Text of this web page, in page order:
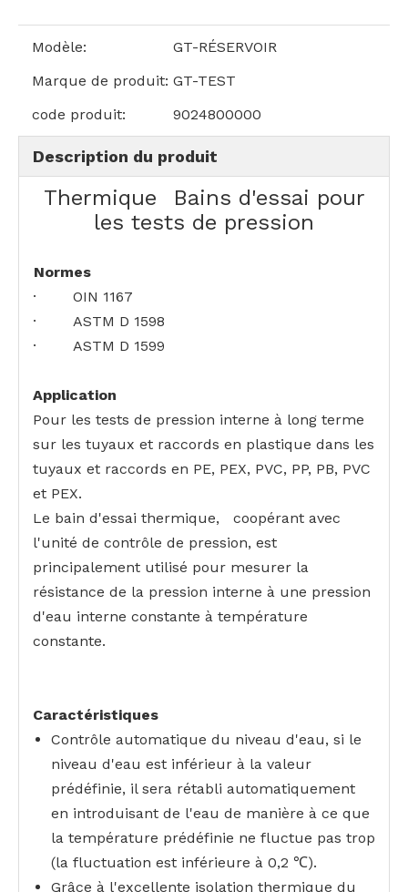
Modèle:
GT-RÉSERVOIR
Marque de produit: GT-TEST
code produit:
9024800000
Description du produit
Thermique
Bains d'essai pour
les tests de pression
Normes
· OIN 1167
· ASTM D 1598
· ASTM D 1599
Application
Pour les tests de pression interne à long terme
sur les tuyaux et raccords en plastique dans les
tuyaux et raccords en PE, PEX, PVC, PP, PB, PVC
et PEX.
Le bain d'essai thermique, coopérant avec
l'unité de contrôle de pression, est
principalement utilisé pour mesurer la
résistance de la pression interne à une pression
d'eau interne constante à température
constante.
Caractéristiques
Contrôle automatique du niveau d'eau, si le
niveau d'eau est inférieur à la valeur
prédéfinie, il sera rétabli automatiquement
en introduisant de l'eau de manière à ce que
la température prédéfinie ne fluctue pas trop
(la fluctuation est inférieure à 0,2 ℃).
Grâce à l'excellente isolation thermique du